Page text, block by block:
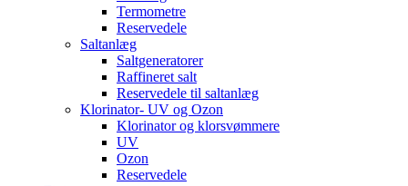
Termometre
Reservedele
Saltanlæg
Saltgeneratorer
Raffineret salt
Reservedele til saltanlæg
Klorinator- UV og Ozon
Klorinator og klorsvømmere
UV
Ozon
Reservedele